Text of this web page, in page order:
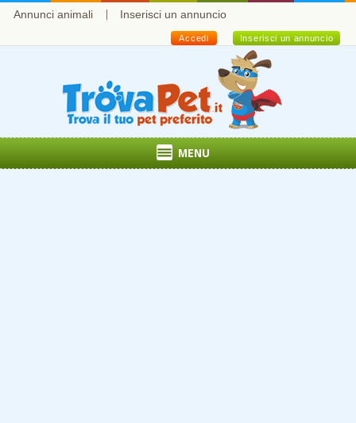
Annunci animali Inserisci un annuncio
Inserisci un annuncio
Accedi
MENU